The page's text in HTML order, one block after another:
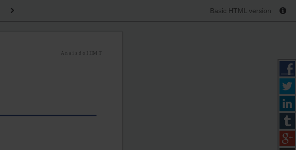
Basic HTML version
A n a i s d o I HM T